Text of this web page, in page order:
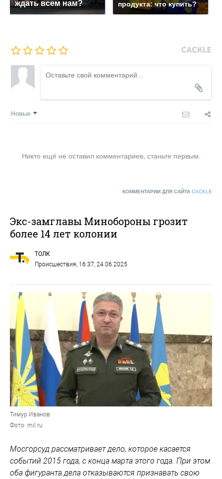
ждать всем нам? продукта: что купить?
Новые
Никто ещё не оставил комментариев, станьте первым.
КОММЕНТАРИИ ДЛЯ САЙТА CACKL E
Экс-замглавы Минобороны грозит
более 14 лет колонии
ТОЛК
Происшествия, 16:37, 24.06.2025
Тимур Иванов
Фото: mil.ru
Мосгорсуд рассматривает дело, которое касается
событий 2015 года, с конца марта этого года. При этом
оба фигуранта дела отказываются признавать свою